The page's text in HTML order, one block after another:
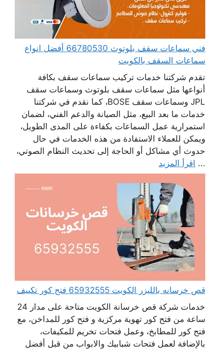
فني سماعات سقف بلوتوث 66780530 أفضل انواع
سماعات السقف بالكويت
تقدم شركتنا خدمات تركيب سماعات سقف بكافة
أنواعها مثل سماعات سقف بلوتوث وسماعات سقف
JPL وسماعات سقف BOSE، كما نقدم في شركتنا
خدمات ما بعد البيع، مثل الصيانة والدعم الفني، لضمان
استمرارية عمل السماعات بكفاءة على المدى الطويل،
ويمكن للعملاء الاستفادة من هذه الخدمات في حال
حدوث أي مشاكل أو الحاجة إلى تحديث النظام الصوتي،
... اقرأ المزيد
قص خرسانه بالليزر الكويت 65932555 فتح كور تكييف
خدمات شركة قص خرسانة الكويت متاحة على مدار 24
ساعة من فتح كور تهوية مركزية و فتح كور للمداخن، مع
فتح كور للمطابخ، وعمل فتحات تخريم للمكيفات،
بالإضافة لعمل فتحات شبابيك والابواب من قبل أفضل